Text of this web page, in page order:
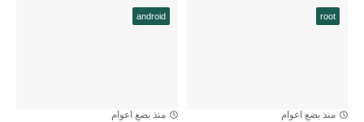
root
منذ بضع اعوام
android
منذ بضع اعوام